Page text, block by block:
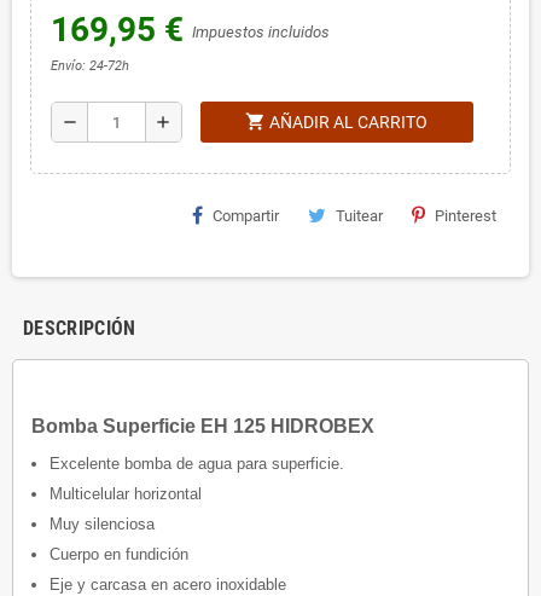
169,95 € Impuestos incluidos
Envío: 24-72h
remove add shopping_cart AÑADIR AL CARRITO
Compartir Tuitear Pinterest
DESCRIPCIÓN
Bomba Superficie EH 125 HIDROBEX
Excelente bomba de agua para superficie.
Multicelular horizontal
Muy silenciosa
Cuerpo en fundición
Eje y carcasa en acero inoxidable